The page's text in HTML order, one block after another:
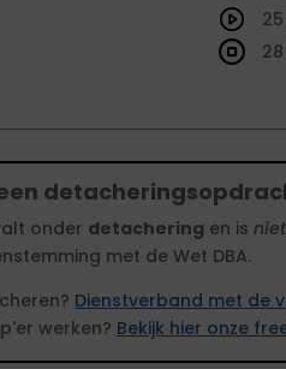
onder detachering en is niet
met de Wet DBA.
Dienstverband met de
werken? Bekijk hier onze